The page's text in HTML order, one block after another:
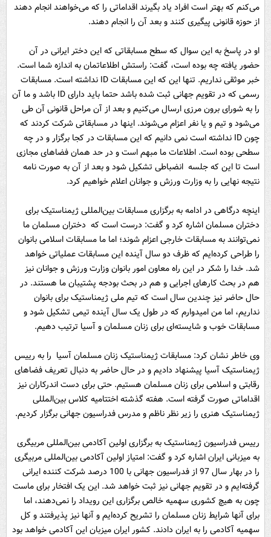
می‌کنم که بهتر است افراد یاد بگیرند اقداماتی را که می‌خواهند انجام دهند
از حوزه‌ قانونی پیگیری کنند و بعد آن را انجام دهند.
او در پاسخ به این سوال که سطح مسابقاتی که این دختر ایرانی در آن
حضور یافته چه بوده است، گفت‌: راستش اطلاعاتمان به اندازه شما است.
خبر موثقی نداریم. تنها این که این مسابقات ID نداشته است. مسابقات
رسمی که در تقویم جهانی ثبت شده باشد حتما باید دارای ID باشد و ما آن
را به شورای برون مرزی ارسال می‌کنیم و بعد از آن مراحل قانونی آن طی
می‌شود و تیم و یا نفر اعزام می‌شوند. اینها در مسابقاتی شرکت کردند که
چون ID نداشته است نمی دانیم که این مسابقات در کجا برگزار و در چه
سطحی بوده است. اطلاعات ما مبهم است و در حد همان فضاهای مجازی
است تا این که جلسه انضباطی تشکیل شود و بعد از آن به صورت نامه
نتیجه‌ نهایی را به وزارت ورزش و جوانان اعلام خواهیم کرد.
اینچه درگاهی در ادامه‌ به برگزاری مسابقات بین‌المللی ژیمناستیک برای
دختران مسلمان اشاره کرد و گفت‌: درست است که دختران مسلمان ما
نمی‌توانند به مسابقات خارجی اعزام شوند؛ اما ما مسابقات اسلامی بانوان
را طراحی کرده‌ایم که ظرف دو سال آینده این مسابقات عملیاتی خواهد
شد. خدا را شکر در این راه معاون امور بانوان وزارت ورزش و جوانان نیز
هم در بحث کارهای اجرایی و هم در بحث بودجه پشتیبان ما هستند. در
حال‌ حاضر نیز چندین سال است که تیم‌ ‌ملی ژیمناستیک برای بانوان
نداریم، اما من امیدوارم که در طول یک سال آینده تیمی تشکیل شود و
مسابقات خوب و شایسته‌ای برای زنان مسلمان و آسیا ترتیب دهیم.
وی خاطر نشان کرد: مسابقات ژیمناستیک زنان مسلمان آسیا را به رییس
ژیمناستیک آسیا پیشنهاد دادیم و در حال‌ حاضر به دنبال تعریف فضاهای
رقابتی و اسلامی برای زنان مسلمان هستیم. حتی برای دست اندرکاران نیز
اقداماتی صورت گرفته است. هفته‌ گذشته اختتامیه کلاس بین‌المللی
ژیمناستیک هنری را زیر نظر ناظم و مدرس فدراسیون جهانی برگزار کردیم.
رییس فدراسیون ژیمناستیک به برگزاری اولین آکادمی بین‌المللی مربیگری
به میزبانی ایران اشاره کرد و گفت‌: امتیاز اولین آکادمی بین‌المللی مربیگری
را در بهار سال 97 از فدراسیون جهانی با 100 درصد شرکت کننده ایرانی
گرفته‌ایم و در تقویم جهانی نیز ثبت خواهد شد. این یک افتخار برای ماست
چون به هیچ کشوری سهمیه خالص برگزاری این رویداد را نمی‌دهند، اما
برای آنها شرایط زنان مسلمان را تشریح کرده‌ایم و آنها نیز پذیرفتند و کل
سهمیه آکادمی را به ایران دادند. کشور ایران میزبان این آکادمی خواهد بود